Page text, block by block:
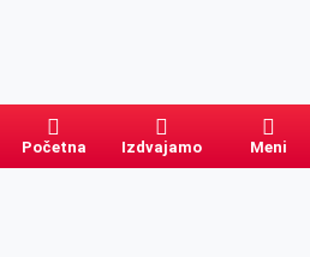
Početna Izdvajamo Meni